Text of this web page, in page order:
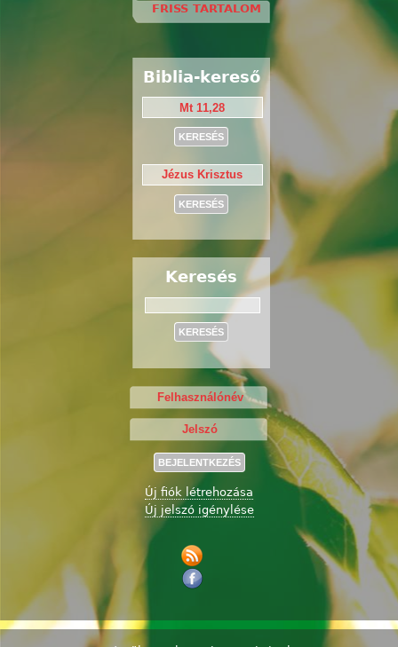
FRISS TARTALOM
Biblia-kereső
Keresés
Új fiók létrehozása
Új jelszó igénylése